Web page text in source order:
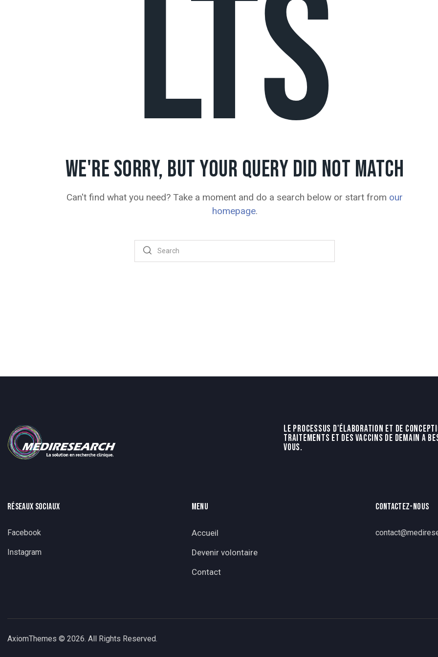
LTS
WE'RE SORRY, BUT YOUR QUERY DID NOT MATCH
Can't find what you need? Take a moment and do a search below or start from our
homepage.
LE PROCESSUS D'ÉLABORATION ET DE
TRAITEMENTS ET DES VACCINS DE DEMAIN A
VOUS.
RÉSEAUX SOCIAUX
Facebook
Instagram
MENU
Accueil
Devenir volontaire
Contact
CONTACTEZ-NOUS
AxiomThemes © 2026. All Rights Reserved.